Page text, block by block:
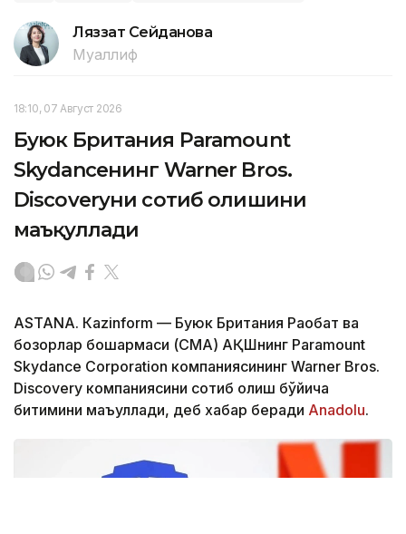
Ляззат Сейданова
Муаллиф
18:10, 07 Август 2026
Буюк Британия Paramount
Skydanceнинг Warner Bros.
Discoveryни сотиб олишини
маъқуллади
ASTANА. Кazinform — Буюк Британия Рақобат ва
бозорлар бошқармаси (CМА) АҚШнинг Paramount
Skydance Corporation компаниясининг Warner Bros.
Discovery компаниясини сотиб олиш бўйича
битимини маъқуллади, деб хабар беради Аnadolu.